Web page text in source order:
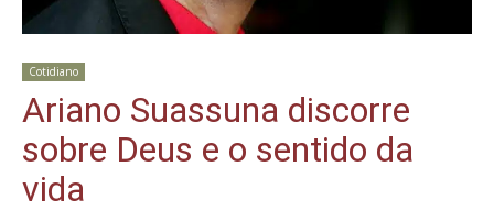
Cotidiano
Ariano Suassuna discorre
sobre Deus e o sentido da
vida